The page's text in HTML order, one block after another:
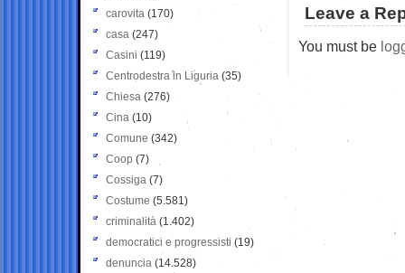
Leave a
You must be
carovita (170)
casa (247)
Casini (119)
Centrodestra in Liguria (35)
Chiesa (276)
Cina (10)
Comune (342)
Coop (7)
Cossiga (7)
Costume (5.581)
criminalità (1.402)
democratici e progressisti (19)
denuncia (14.528)